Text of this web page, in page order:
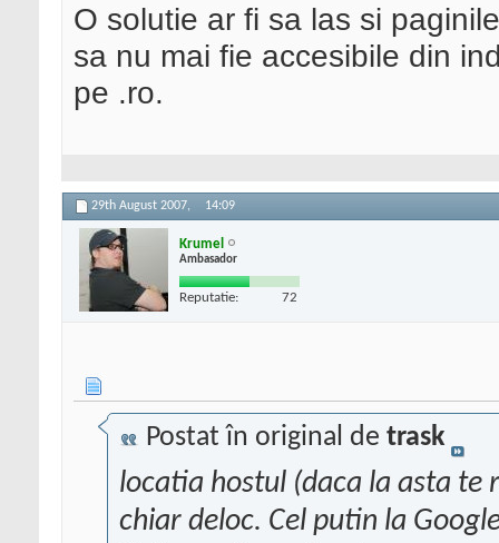
O solutie ar fi sa las si
sa nu mai fie accesibile din
pe .ro.
29th August 2007, 14:09
Krumel
Ambasador
Reputatie: 72
Postat în original de trask
locatia hostul (daca la asta
chiar deloc. Cel putin la